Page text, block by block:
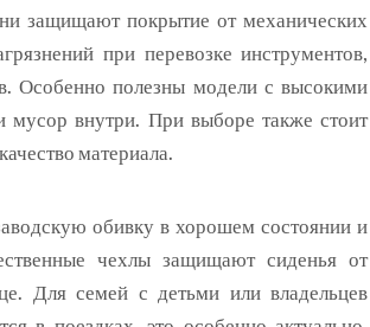
защищают покрытие от механических
при перевозке инструментов,
Особенно полезны модели с высокими
мусор внутри. При выборе также стоит
материала.
обивку в хорошем состоянии и
чехлы защищают сиденья от
Для семей с детьми или владельцев